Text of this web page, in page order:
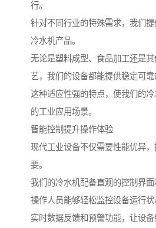
行。
针对不同行业的特殊需求，我们
冷水机产品。
无论是塑料成型、食品加工还是
艺，我们的设备都能提供稳定可靠
这种适应性强的特点，使我们的
的工业应用场景。
智能控制提升操作体验
现代工业设备不仅需要性能优异
要。
我们的冷水机配备直观的控制界
操作人员能够轻松监控设备运行状
实时数据反馈和预警功能，让设